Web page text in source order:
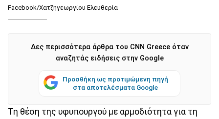
Facebook/Χατζηγεωργίου Ελευθερία
Δες περισσότερα άρθρα του CNN Greece όταν
αναζητάς ειδήσεις στην Google
Προσθήκη ως προτιμώμενη πηγή
στα αποτελέσματα Google
Τη θέση της υφυπουργού με αρμοδιότητα για τη